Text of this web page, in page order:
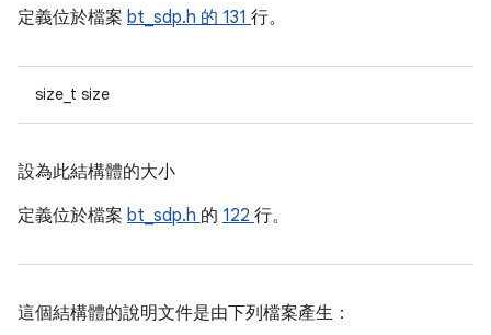
定義位於檔案 bt_sdp.h 的 131 行。
size_t size
設為此結構體的大小
定義位於檔案 bt_sdp.h 的 122 行。
這個結構體的說明文件是由下列檔案產生：